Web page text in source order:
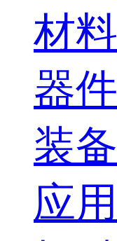
材料
器件
装备
应用